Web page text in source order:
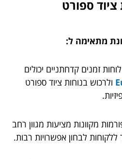
ציוד ספורט
מתאימה ל:
זמנים קדחתניים יכולים
ולרכוש בנוחות ציוד ספורט
מקוונות מציעות מגוון רחב
לבחון אפשרויות רבות.